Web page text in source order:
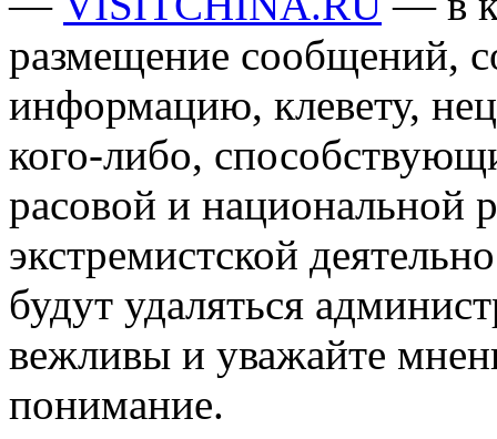
размещение сообщений,
информацию, клевету,
кого-либо,
расовой и национальной
экстремистской
будут удаляться
вежливы и уважайте
понимание.